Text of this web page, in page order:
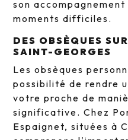
son
moments difficiles.
DES OBSÈQUES
SAINT-GEORGES
Les obsèques
possibilité de rendre
votre proche de
significative. Chez
Espaignet, situées à